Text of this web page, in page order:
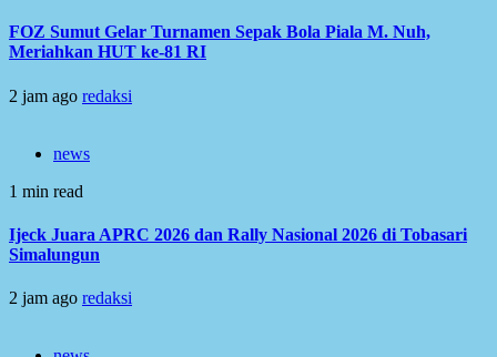
FOZ Sumut Gelar Turnamen Sepak Bola Piala M. Nuh,
Meriahkan HUT ke-81 RI
2 jam ago redaksi
news
1 min read
Ijeck Juara APRC 2026 dan Rally Nasional 2026 di Tobasari
Simalungun
2 jam ago redaksi